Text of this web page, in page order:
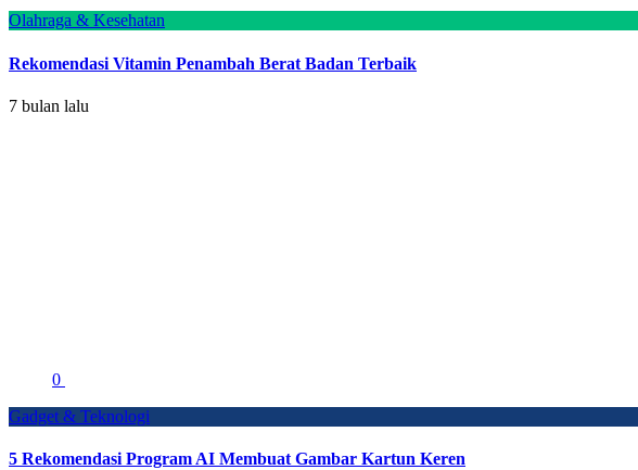
Olahraga & Kesehatan
Rekomendasi Vitamin Penambah Berat Badan Terbaik
7 bulan lalu
0
Gadget & Teknologi
5 Rekomendasi Program AI Membuat Gambar Kartun Keren